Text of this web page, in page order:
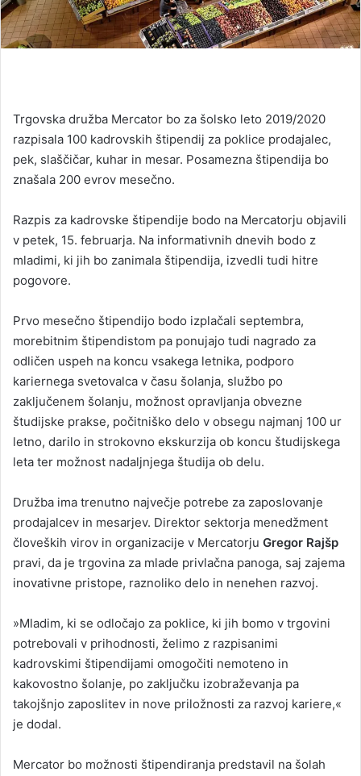
Trgovska družba Mercator bo za šolsko leto 2019/2020
razpisala 100 kadrovskih štipendij za poklice prodajalec,
pek, slaščičar, kuhar in mesar. Posamezna štipendija bo
znašala 200 evrov mesečno.
Razpis za kadrovske štipendije bodo na Mercatorju objavili
v petek, 15. februarja. Na informativnih dnevih bodo z
mladimi, ki jih bo zanimala štipendija, izvedli tudi hitre
pogovore.
Prvo mesečno štipendijo bodo izplačali septembra,
morebitnim štipendistom pa ponujajo tudi nagrado za
odličen uspeh na koncu vsakega letnika, podporo
kariernega svetovalca v času šolanja, službo po
zaključenem šolanju, možnost opravljanja obvezne
študijske prakse, počitniško delo v obsegu najmanj 100 ur
letno, darilo in strokovno ekskurzija ob koncu študijskega
leta ter možnost nadaljnjega študija ob delu.
Družba ima trenutno največje potrebe za zaposlovanje
prodajalcev in mesarjev. Direktor sektorja menedžment
človeških virov in organizacije v Mercatorju Gregor Rajšp
pravi, da je trgovina za mlade privlačna panoga, saj zajema
inovativne pristope, raznoliko delo in nenehen razvoj.
»Mladim, ki se odločajo za poklice, ki jih bomo v trgovini
potrebovali v prihodnosti, želimo z razpisanimi
kadrovskimi štipendijami omogočiti nemoteno in
kakovostno šolanje, po zaključku izobraževanja pa
takojšnjo zaposlitev in nove priložnosti za razvoj kariere,«
je dodal.
Mercator bo možnosti štipendiranja predstavil na šolah